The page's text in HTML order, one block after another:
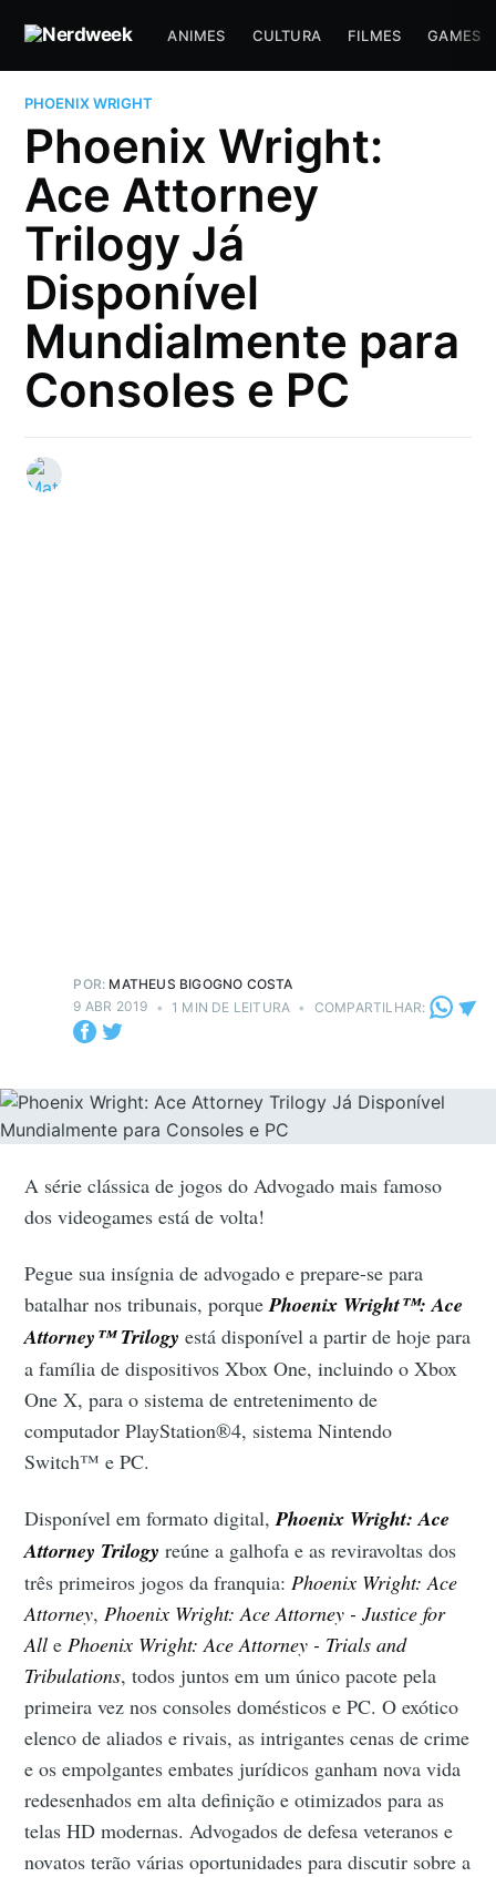
ANIMES CULTURA FILMES GAMES
PHOENIX WRIGHT
Phoenix Wright:
Ace Attorney
Trilogy Já
Disponível
Mundialmente para
Consoles e PC
POR: MATHEUS BIGOGNO COSTA
9 ABR 2019 • 1 MIN DE LEITURA • COMPARTILHAR:
A série clássica de jogos do Advogado mais famoso
dos videogames está de volta!
Pegue sua insígnia de advogado e prepare-se para
batalhar nos tribunais, porquePhoenix Wright™: Ace
Attorney™ Trilogy está disponível a partir de hoje para
a família de dispositivos Xbox One, incluindo o Xbox
One X, para o sistema de entretenimento de
computador PlayStation®4, sistema Nintendo
Switch™ e PC.
Disponível em formato digital,Phoenix Wright: Ace
Attorney Trilogy reúne a galhofa e as reviravoltas dos
três primeiros jogos da franquia:Phoenix Wright: Ace
Attorney,Phoenix Wright: Ace Attorney - Justice for
All ePhoenix Wright: Ace Attorney - Trials and
Tribulations, todos juntos em um único pacote pela
primeira vez nos consoles domésticos e PC. O exótico
elenco de aliados e rivais, as intrigantes cenas de crime
e os empolgantes embates jurídicos ganham nova vida
redesenhados em alta definição e otimizados para as
telas HD modernas. Advogados de defesa veteranos e
novatos terão várias oportunidades para discutir sobre a